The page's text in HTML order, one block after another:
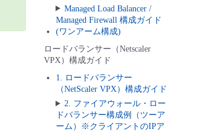
Managed Load Balancer /
Managed Firewall 構成ガイド
(ワンアーム構成)
ロードバランサー（Netscaler
VPX）構成ガイド
1. ロードバランサー
（NetScaler VPX）構成ガイド
2. ファイアウォール・ロー
ドバランサー構成例（ツーア
ーム）※クライアントのIPア